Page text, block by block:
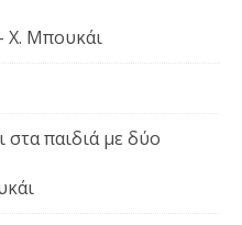
Χ. Μπουκάι
στα παιδιά με δύο